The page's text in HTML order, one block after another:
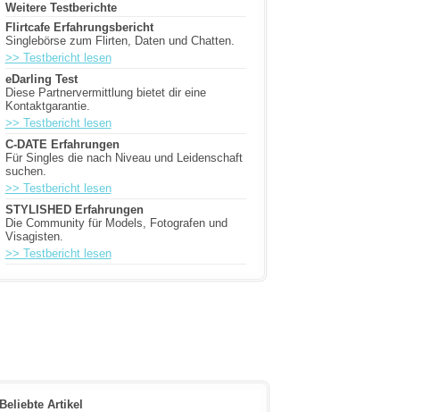
Weitere Testberichte
Flirtcafe Erfahrungsbericht
Singlebörse zum Flirten, Daten und Chatten.
>> Testbericht lesen
eDarling Test
Diese Partnervermittlung bietet dir eine
Kontaktgarantie.
>> Testbericht lesen
C-DATE Erfahrungen
Für Singles die nach Niveau und Leidenschaft
suchen.
>> Testbericht lesen
STYLISHED Erfahrungen
Die Community für Models, Fotografen und
Visagisten.
>> Testbericht lesen
Beliebte Artikel